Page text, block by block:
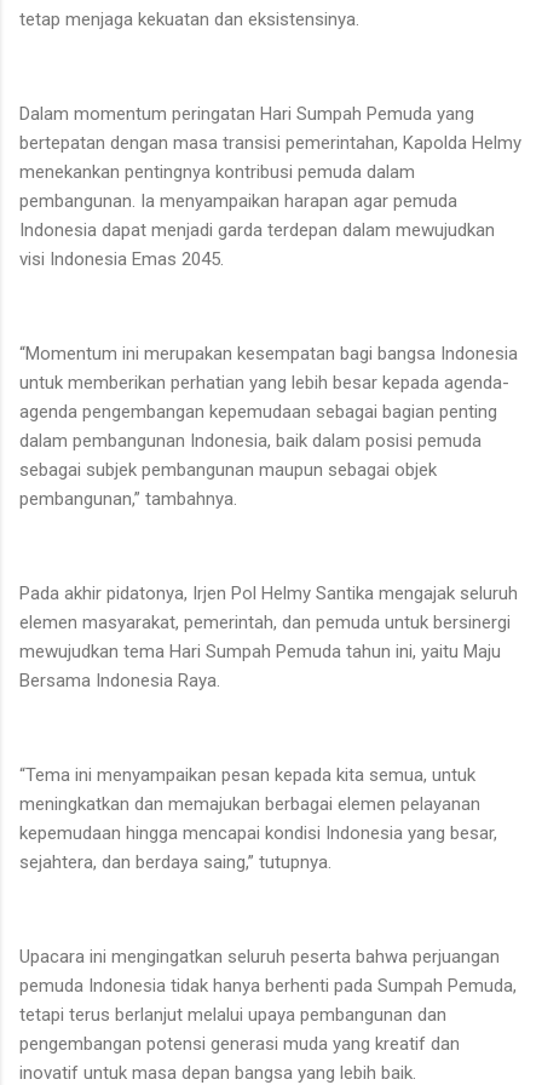
tetap menjaga kekuatan dan eksistensinya.
Dalam momentum peringatan Hari Sumpah Pemuda yang
bertepatan dengan masa transisi pemerintahan, Kapolda Helmy
menekankan pentingnya kontribusi pemuda dalam
pembangunan. Ia menyampaikan harapan agar pemuda
Indonesia dapat menjadi garda terdepan dalam mewujudkan
visi Indonesia Emas 2045.
“Momentum ini merupakan kesempatan bagi bangsa Indonesia
untuk memberikan perhatian yang lebih besar kepada agenda-
agenda pengembangan kepemudaan sebagai bagian penting
dalam pembangunan Indonesia, baik dalam posisi pemuda
sebagai subjek pembangunan maupun sebagai objek
pembangunan,” tambahnya.
Pada akhir pidatonya, Irjen Pol Helmy Santika mengajak seluruh
elemen masyarakat, pemerintah, dan pemuda untuk bersinergi
mewujudkan tema Hari Sumpah Pemuda tahun ini, yaitu Maju
Bersama Indonesia Raya.
“Tema ini menyampaikan pesan kepada kita semua, untuk
meningkatkan dan memajukan berbagai elemen pelayanan
kepemudaan hingga mencapai kondisi Indonesia yang besar,
sejahtera, dan berdaya saing,” tutupnya.
Upacara ini mengingatkan seluruh peserta bahwa perjuangan
pemuda Indonesia tidak hanya berhenti pada Sumpah Pemuda,
tetapi terus berlanjut melalui upaya pembangunan dan
pengembangan potensi generasi muda yang kreatif dan
inovatif untuk masa depan bangsa yang lebih baik.